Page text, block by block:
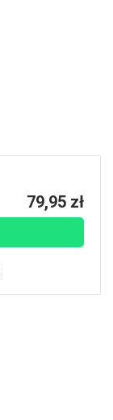
79,95 zł